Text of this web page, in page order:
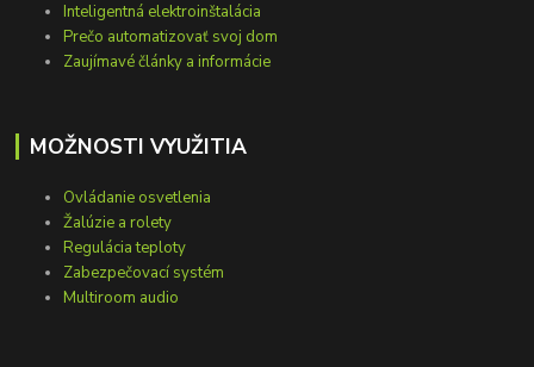
Inteligentná elektroinštalácia
Prečo automatizovať svoj dom
Zaujímavé články a informácie
MOŽNOSTI VYUŽITIA
Ovládanie osvetlenia
Žalúzie a rolety
Regulácia teploty
Zabezpečovací systém
Multiroom audio